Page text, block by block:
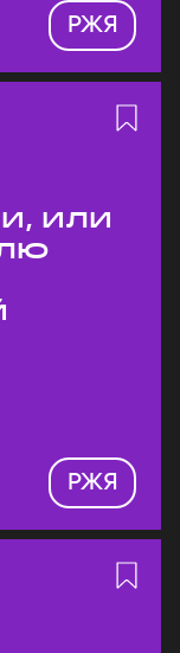
РЖЯ
или
РЖЯ